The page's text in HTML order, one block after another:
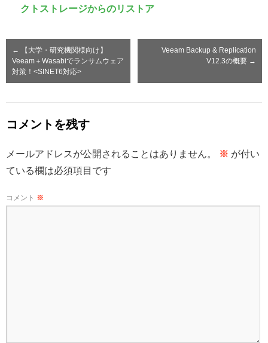
クトストレージからのリストア
←
【大学・研究機関様向け】
Veeam＋Wasabiでランサムウェア
対策！<SINET6対応>
Veeam Backup & Replication
V12.3の概要 →
コメントを残す
メールアドレスが公開されることはありません。 ※ が付い
ている欄は必須項目です
コメント ※